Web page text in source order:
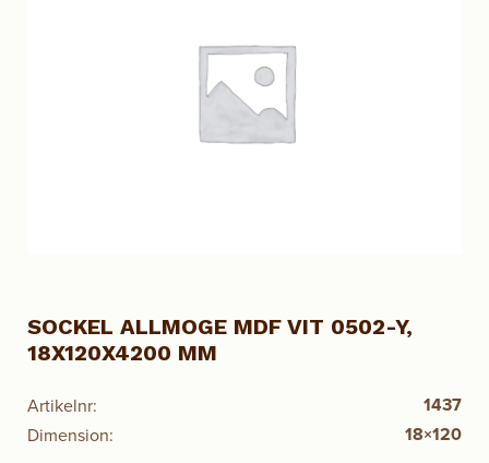
Artikelnr: 1437
Dimension: 18×120
SOCKEL ALLMOGE MDF VIT 0502-Y,
18X120X4200 MM